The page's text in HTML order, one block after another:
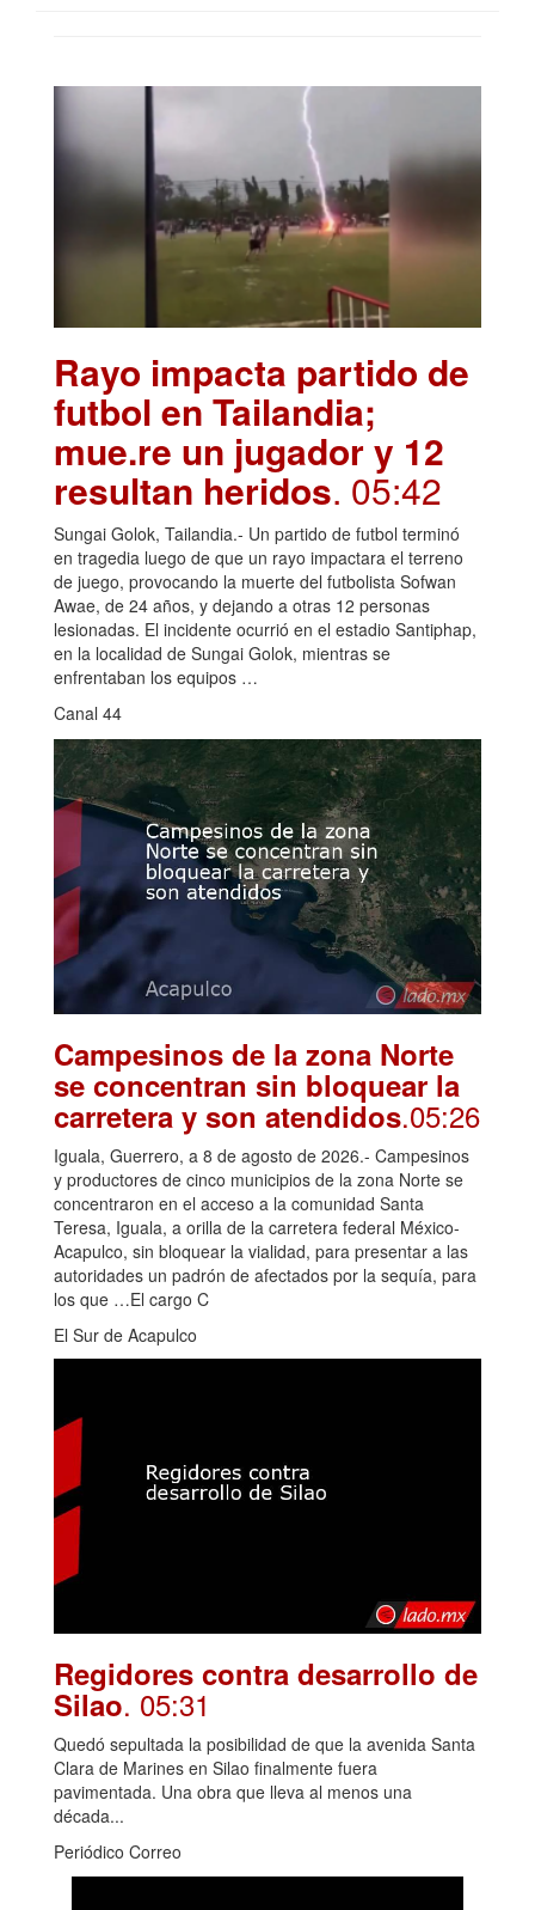
Rayo impacta partido de
futbol en Tailandia;
mue.re un jugador y 12
resultan heridos. 05:42
Sungai Golok, Tailandia.- Un partido de futbol terminó
en tragedia luego de que un rayo impactara el terreno
de juego, provocando la muerte del futbolista Sofwan
Awae, de 24 años, y dejando a otras 12 personas
lesionadas. El incidente ocurrió en el estadio Santiphap,
en la localidad de Sungai Golok, mientras se
enfrentaban los equipos …
Canal 44
Campesinos de la zona Norte
se concentran sin bloquear la
carretera y son atendidos.05:26
Iguala, Guerrero, a 8 de agosto de 2026.- Campesinos
y productores de cinco municipios de la zona Norte se
concentraron en el acceso a la comunidad Santa
Teresa, Iguala, a orilla de la carretera federal México-
Acapulco, sin bloquear la vialidad, para presentar a las
autoridades un padrón de afectados por la sequía, para
los que …El cargo C
El Sur de Acapulco
Regidores contra desarrollo de
Silao. 05:31
Quedó sepultada la posibilidad de que la avenida Santa
Clara de Marines en Silao finalmente fuera
pavimentada. Una obra que lleva al menos una
década...
Periódico Correo